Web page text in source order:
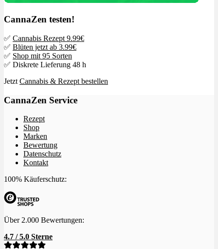
CannaZen testen!
✅ Cannabis Rezept 9.99€
✅ Blüten jetzt ab 3.99€
✅ Shop mit 95 Sorten
✅ Diskrete Lieferung 48 h
Jetzt Cannabis & Rezept bestellen
CannaZen Service
Rezept
Shop
Marken
Bewertung
Datenschutz
Kontakt
100% Käuferschutz:
Über 2.000 Bewertungen:
4.7 / 5.0 Sterne